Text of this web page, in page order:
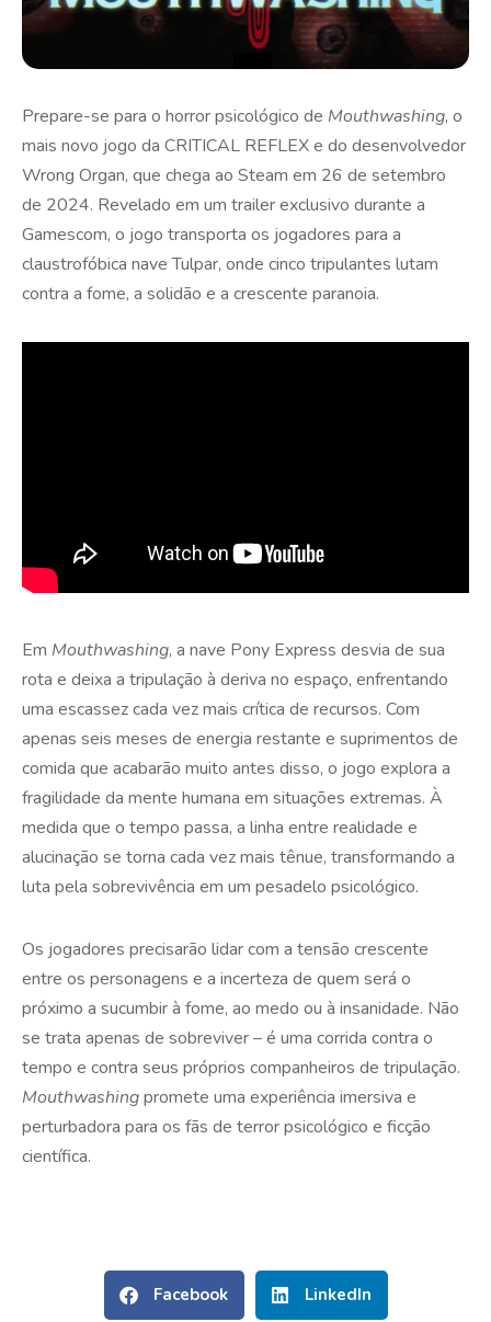
Prepare-se para o horror psicológico de Mouthwashing, o
mais novo jogo da CRITICAL REFLEX e do desenvolvedor
Wrong Organ, que chega ao Steam em 26 de setembro
de 2024. Revelado em um trailer exclusivo durante a
Gamescom, o jogo transporta os jogadores para a
claustrofóbica nave Tulpar, onde cinco tripulantes lutam
contra a fome, a solidão e a crescente paranoia.
Em Mouthwashing, a nave Pony Express desvia de sua
rota e deixa a tripulação à deriva no espaço, enfrentando
uma escassez cada vez mais crítica de recursos. Com
apenas seis meses de energia restante e suprimentos de
comida que acabarão muito antes disso, o jogo explora a
fragilidade da mente humana em situações extremas. À
medida que o tempo passa, a linha entre realidade e
alucinação se torna cada vez mais tênue, transformando a
luta pela sobrevivência em um pesadelo psicológico.
Os jogadores precisarão lidar com a tensão crescente
entre os personagens e a incerteza de quem será o
próximo a sucumbir à fome, ao medo ou à insanidade. Não
se trata apenas de sobreviver – é uma corrida contra o
tempo e contra seus próprios companheiros de tripulação.
Mouthwashingpromete uma experiência imersiva e
perturbadora para os fãs de terror psicológico e ficção
científica.
Facebook LinkedIn